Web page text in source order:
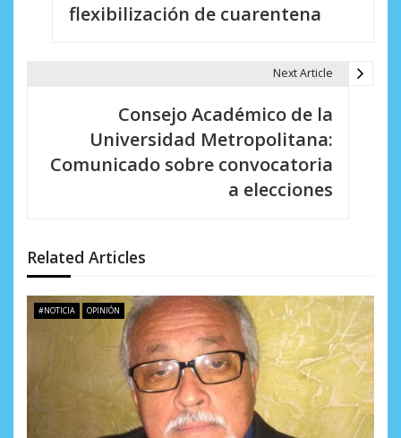
d
e
e
r
flexibilización de cuarentena
Next Article
Consejo Académico de la
Universidad Metropolitana:
Comunicado sobre convocatoria
a elecciones
Related Articles
#NOTICIA OPINIÓN